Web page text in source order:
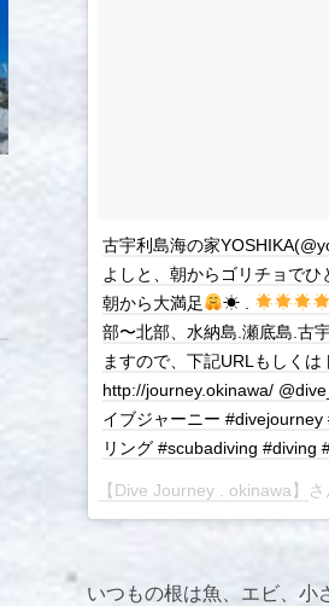
古宇利島海の家
よしと、朝からゴリチョでひ
朝から大満足
☀ .
部〜北部、水納島.瀬底島.古
ますので、下記URLもしく
http://journey.okinawa/
イブジャーニー
リング #scubadiving #diving
【Dive Journey . okinawa】
いつもの根は魚、エビ、小